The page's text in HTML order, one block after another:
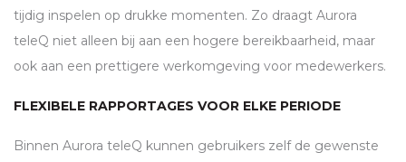
tijdig inspelen op drukke momenten. Zo draagt Aurora
teleQ niet alleen bij aan een hogere bereikbaarheid, maar
ook aan een prettigere werkomgeving voor medewerkers.
FLEXIBELE RAPPORTAGES VOOR ELKE PERIODE
Binnen Aurora teleQ kunnen gebruikers zelf de gewenste